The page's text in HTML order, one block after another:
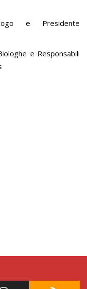
e Presidente
e Responsabili